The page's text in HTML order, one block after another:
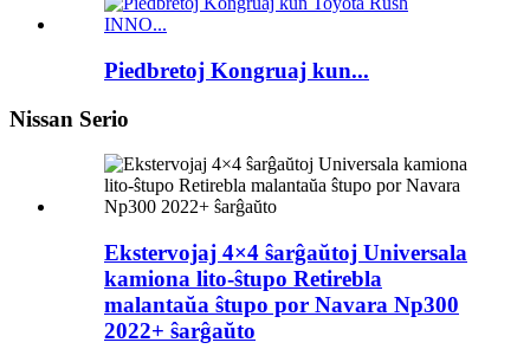
Piedbretoj Kongruaj kun...
Nissan Serio
Ekstervojaj 4×4 ŝarĝaŭtoj Universala
kamiona lito-ŝtupo Retirebla
malantaŭa ŝtupo por Navara Np300
2022+ ŝarĝaŭto